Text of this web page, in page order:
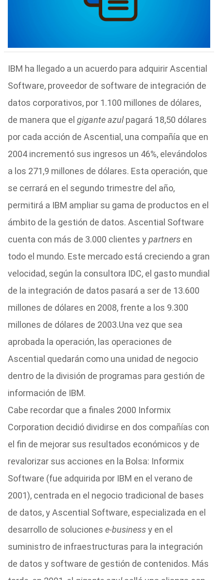
IBM ha llegado a un acuerdo para adquirir Ascential
Software, proveedor de software de integración de
datos corporativos, por 1.100 millones de dólares,
de manera que el gigante azulpagará 18,50 dólares
por cada acción de Ascential, una compañía que en
2004 incrementó sus ingresos un 46%, elevándolos
a los 271,9 millones de dólares. Esta operación, que
se cerrará en el segundo trimestre del año,
permitirá a IBM ampliar su gama de productos en el
ámbito de la gestión de datos. Ascential Software
cuenta con más de 3.000 clientes ypartnersen
todo el mundo. Este mercado está creciendo a gran
velocidad, según la consultora IDC, el gasto mundial
de la integración de datos pasará a ser de 13.600
millones de dólares en 2008, frente a los 9.300
millones de dólares de 2003.Una vez que sea
aprobada la operación, las operaciones de
Ascential quedarán como una unidad de negocio
dentro de la división de programas para gestión de
información de IBM.
Cabe recordar que a finales 2000 Informix
Corporation decidió dividirse en dos compañías con
el fin de mejorar sus resultados económicos y de
revalorizar sus acciones en la Bolsa: Informix
Software (fue adquirida por IBM en el verano de
2001), centrada en el negocio tradicional de bases
de datos, y Ascential Software, especializada en el
desarrollo de soluciones e-businessy en el
suministro de infraestructuras para la integración
de datos y software de gestión de contenidos. Más